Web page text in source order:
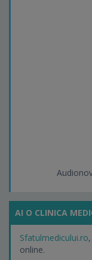
AI O CLINICA
Sfatulmedicului.ro
online.